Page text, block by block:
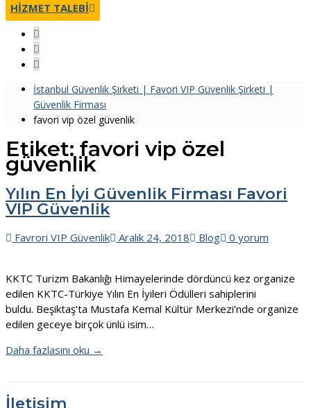
HIZMET TALEBI
İstanbul Güvenlik Şirketi | Favori VIP Güvenlik Şirketi |
Güvenlik Firması
favori vip özel güvenlik
Etiket: favori vip özel
güvenlik
Yılın En İyi Güvenlik Firması Favori
VIP Güvenlik
Favrori VIP Güvenlik Aralık 24, 2018 Blog 0 yorum
KKTC Turizm Bakanlığı Himayelerinde dördüncü kez organize
edilen KKTC-Türkiye Yılın En İyileri Ödülleri sahiplerini
buldu. Beşiktaş’ta Mustafa Kemal Kültür Merkezi’nde organize
edilen geceye birçok ünlü isim…
Daha fazlasını oku →
İletişim